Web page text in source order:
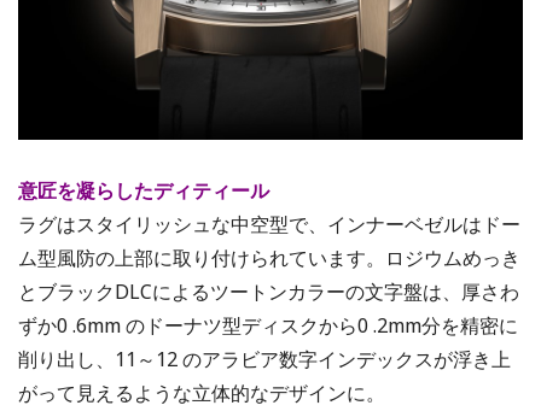
意匠を凝らしたディティール
ラグはスタイリッシュな中空型で、インナーベゼルはドー
ム型風防の上部に取り付けられています。ロジウムめっき
とブラックDLCによるツートンカラーの文字盤は、厚さわ
ずか0 .6mm のドーナツ型ディスクから0 .2mm分を精密に
削り出し、11～12 のアラビア数字インデックスが浮き上
がって見えるような立体的なデザインに。